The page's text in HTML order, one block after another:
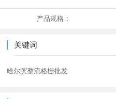
产品规格：
关键词
哈尔滨整流格栅批发